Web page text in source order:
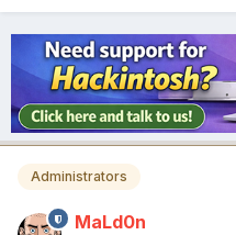
Administrators
MaLd0n